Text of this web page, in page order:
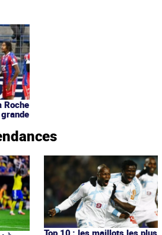
Roche
Top 10 : les maillots les plus